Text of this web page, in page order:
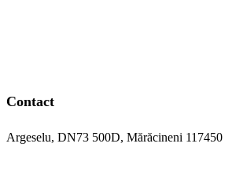
Contact
Argeselu, DN73 500D, Mărăcineni 117450